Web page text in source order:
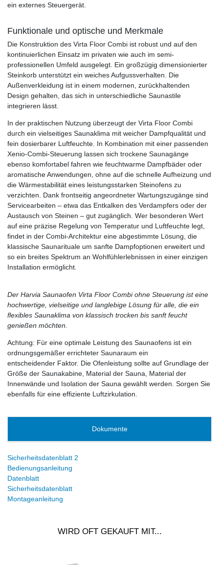
ein externes Steuergerät.
Funktionale und optische und Merkmale
Die Konstruktion des Virta Floor Combi ist robust und auf den
kontinuierlichen Einsatz im privaten wie auch im semi-
professionellen Umfeld ausgelegt. Ein großzügig dimensionierter
Steinkorb unterstützt ein weiches Aufgussverhalten. Die
Außenverkleidung ist in einem modernen, zurückhaltenden
Design gehalten, das sich in unterschiedliche Saunastile
integrieren lässt.
In der praktischen Nutzung überzeugt der Virta Floor Combi
durch ein vielseitiges Saunaklima mit weicher Dampfqualität und
fein dosierbarer Luftfeuchte. In Kombination mit einer passenden
Xenio-Combi-Steuerung lassen sich trockene Saunagänge
ebenso komfortabel fahren wie feuchtwarme Dampfbäder oder
aromatische Anwendungen, ohne auf die schnelle Aufheizung und
die Wärmestabilität eines leistungsstarken Steinofens zu
verzichten. Dank frontseitig angeordneter Wartungszugänge sind
Servicearbeiten – etwa das Entkalken des Verdampfers oder der
Austausch von Steinen – gut zugänglich. Wer besonderen Wert
auf eine präzise Regelung von Temperatur und Luftfeuchte legt,
findet in der Combi-Architektur eine abgestimmte Lösung, die
klassische Saunarituale um sanfte Dampfoptionen erweitert und
so ein breites Spektrum an Wohlfühlerlebnissen in einer einzigen
Installation ermöglicht.
Der Harvia Saunaofen Virta Floor Combi ohne Steuerung ist eine
hochwertige, vielseitige und langlebige Lösung für alle, die ein
flexibles Saunaklima von klassisch trocken bis sanft feucht
genießen möchten.
Achtung: Für eine optimale Leistung des Saunaofens ist ein
ordnungsgemäßer errichteter Saunaraum ein
entscheidender Faktor. Die Ofenleistung sollte auf Grundlage der
Größe der Saunakabine, Material der Sauna, Material der
Innenwände und Isolation der Sauna gewählt werden. Sorgen Sie
ebenfalls für eine effiziente Luftzirkulation.
Dokumente
Sicherheitsdatenblatt 2
Bedienungsanleitung
Datenblatt
Sicherheitsdatenblatt
Montageanleitung
WIRD OFT GEKAUFT MIT...